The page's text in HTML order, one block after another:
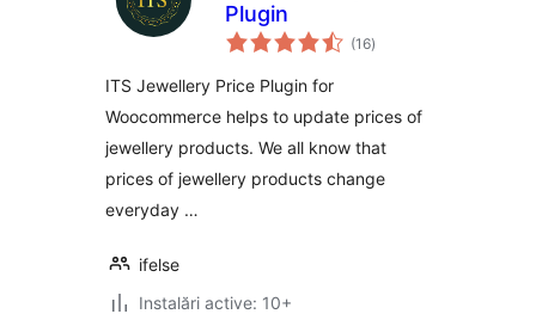
Plugin
(16total
aprecieri
)
ITS Jewellery Price Plugin for
Woocommerce helps to update prices of
jewellery products. We all know that
prices of jewellery products change
everyday …
ifelse
Instalări active: 10+